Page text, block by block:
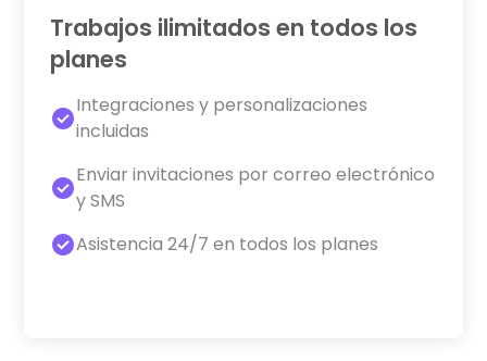
Trabajos ilimitados en todos los
planes
Integraciones y personalizaciones
incluidas
Enviar invitaciones por correo electrónico
y SMS
Asistencia 24/7 en todos los planes